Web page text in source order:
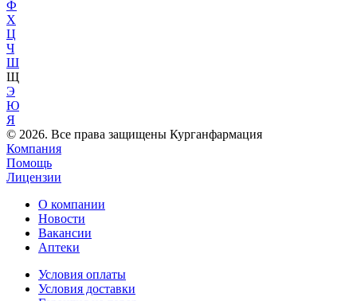
Ф
Х
Ц
Ч
Ш
Щ
Э
Ю
Я
© 2026. Все права защищены Курганфармация
Компания
Помощь
Лицензии
О компании
Новости
Вакансии
Аптеки
Условия оплаты
Условия доставки